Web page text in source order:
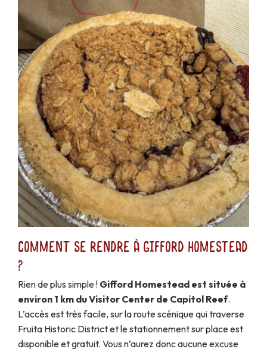
Comment se rendre à Gifford Homestead
?
Rien de plus simple ! Gifford Homestead est située à
environ 1 km du Visitor Center de Capitol Reef.
L’accès est très facile, sur la route scénique qui traverse
Fruita Historic District et le stationnement sur place est
disponible et gratuit. Vous n’aurez donc aucune excuse